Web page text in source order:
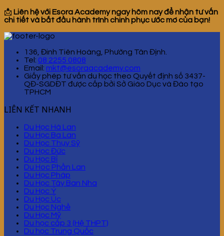
📩 Liên hệ với Esora Academy ngay hôm nay để nhận tư vấn
chi tiết và bắt đầu hành trình chinh phục ước mơ của bạn!
136, Đinh Tiên Hoàng, Phường Tân Định.
Tel: 08 2255 0808
Email: mkt@esoraacademy.com
Giấy phép tư vấn du học theo Quyết định số 3437-
QĐ-SGDĐT được cấp bởi Sở Giáo Dục và Đào tạo
TPHCM
LIÊN KẾT NHANH
Du Học Hà Lan
Du Học Ba Lan
Du Học Thụy Sỹ
Du Học Đức
Du Học Bỉ
Du Hoc Phần Lan
Du Học Pháp
Du Học Tây Ban Nha
Du Học Ý
Du Học Úc
Du Học Nghề
Du Học Mỹ
Du học cấp 3 (Hệ THPT)
Du học Trung Quốc